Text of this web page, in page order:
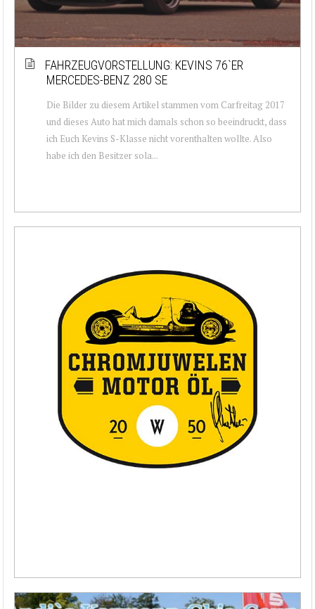
FAHRZEUGVORSTELLUNG: KEVINS 76`ER
MERCEDES-BENZ 280 SE
Die Bilder zu diesem Artikel stammen vom Carfreitag 2017
und dieses Auto hat mich damals schon so beeindruckt, dass
ich Euch Kevins S-Klasse nicht vorenthalten wollte. Also
habe ich den Besitzer sola...